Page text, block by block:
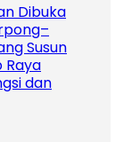
Dibuka
Susun
Raya
dan